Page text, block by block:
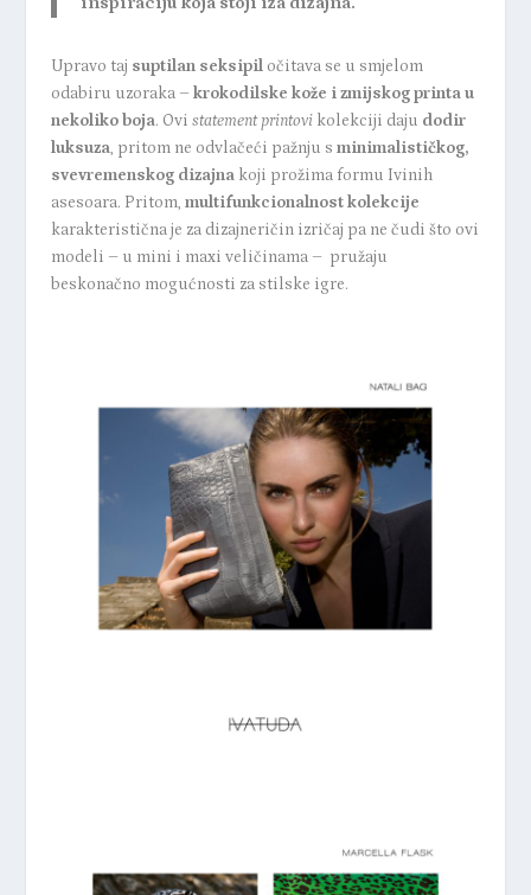
Upravo taj suptilan seksipiločitava se u smjelom
odabiru uzoraka – krokodilske kože i zmijskog printa u
nekoliko boja. Ovi statement printovi kolekciji daju dodir
luksuza, pritom ne odvlačeći pažnju s minimalističkog,
svevremenskog dizajnakoji prožima formu Ivinih
asesoara. Pritom, multifunkcionalnost kolekcije
karakteristična je za dizajneričin izričaj pa ne čudi što ovi
modeli – u mini i maxi veličinama – pružaju
beskonačno mogućnosti za stilske igre.